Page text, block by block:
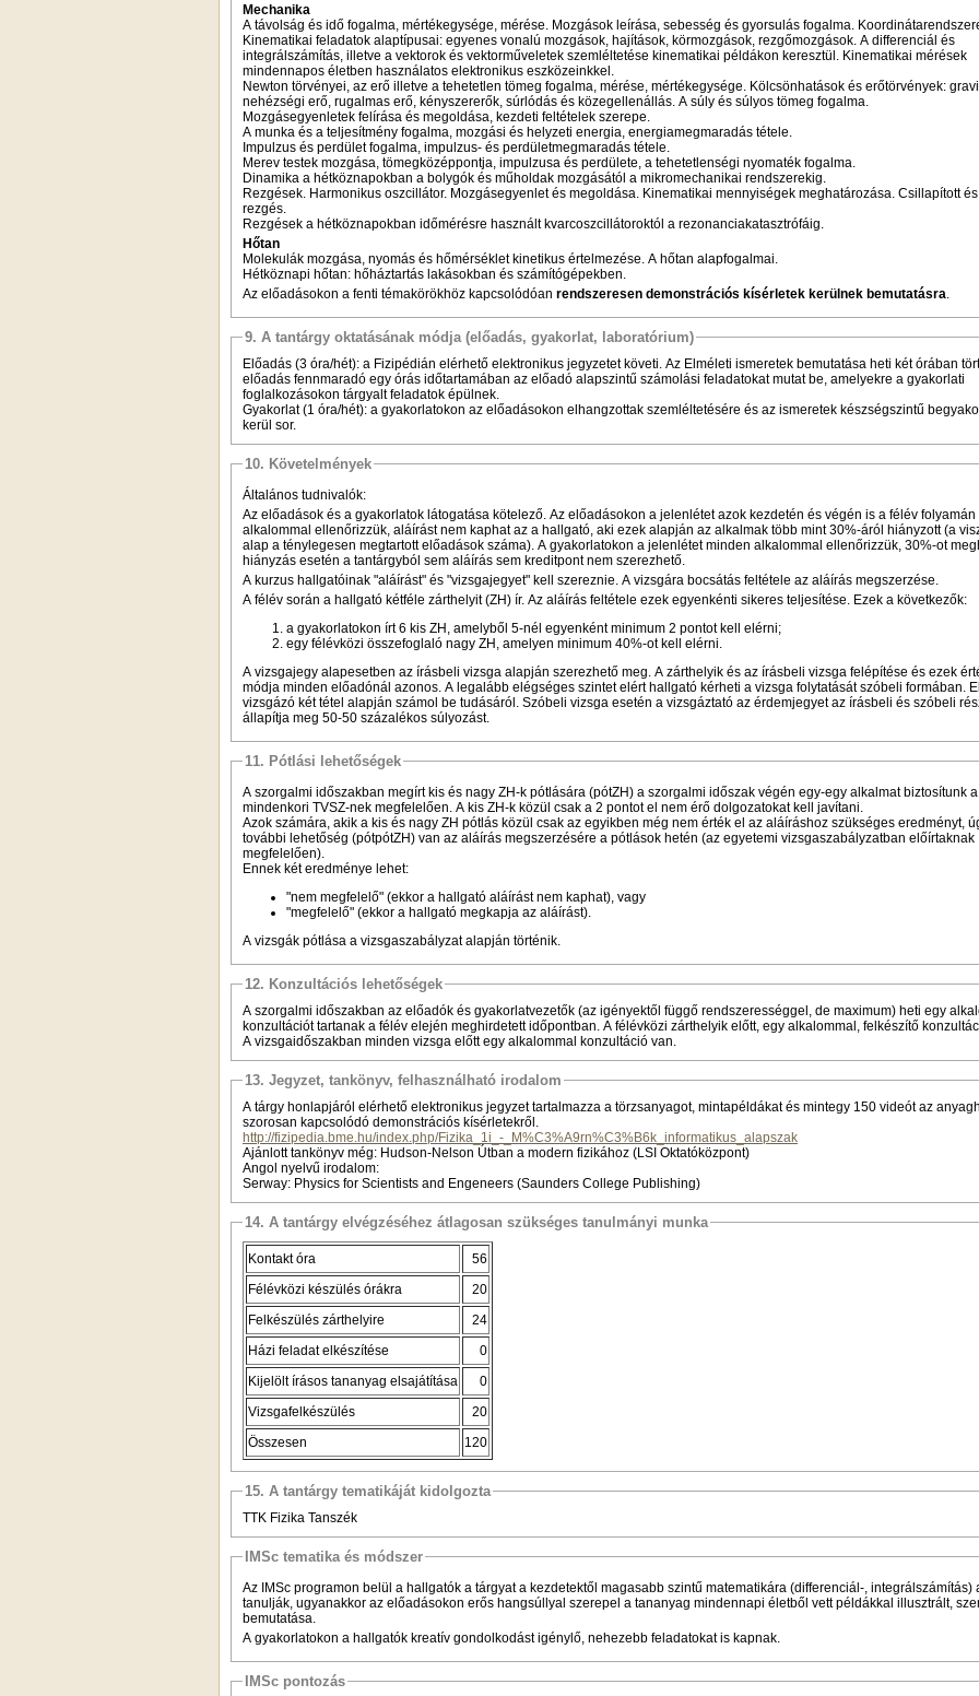
Mechanika
A távolság és idő fogalma, mértékegysége, mérése. Mozgások leírása, sebesség és gyorsulás fogalma.
Kinematikai feladatok alaptípusai: egyenes vonalú mozgások, hajítások, körmozgások, rezgőmozgások. A differenciál és
integrálszámítás, illetve a vektorok és vektorműveletek szemléltetése kinematikai példákon keresztül. Kinematikai mérések
mindennapos életben használatos elektronikus eszközeinkkel.
Newton törvényei, az erő illetve a tehetetlen tömeg fogalma, mérése, mértékegysége. Kölcsönhatások és erőtörvények:
nehézségi erő, rugalmas erő, kényszererők, súrlódás és közegellenállás. A súly és súlyos tömeg fogalma.
Mozgásegyenletek felírása és megoldása, kezdeti feltételek szerepe.
A munka és a teljesítmény fogalma, mozgási és helyzeti energia, energiamegmaradás tétele.
Impulzus és perdület fogalma, impulzus- és perdületmegmaradás tétele.
Merev testek mozgása, tömegközéppontja, impulzusa és perdülete, a tehetetlenségi nyomaték fogalma.
Dinamika a hétköznapokban a bolygók és műholdak mozgásától a mikromechanikai rendszerekig.
Rezgések. Harmonikus oszcillátor. Mozgásegyenlet és megoldása. Kinematikai mennyiségek meghatározása. Csillapított
rezgés.
Rezgések a hétköznapokban időmérésre használt kvarcoszcillátoroktól a rezonanciakatasztrófáig.
Hőtan
Molekulák mozgása, nyomás és hőmérséklet kinetikus értelmezése. A hőtan alapfogalmai.
Hétköznapi hőtan: hőháztartás lakásokban és számítógépekben.
Az előadásokon a fenti témakörökhöz kapcsolódóan rendszeresen demonstrációs kísérletek kerülnek bemutatásra.
9. A tantárgy oktatásának módja (előadás, gyakorlat, laboratórium)
Előadás (3 óra/hét): a Fizipédián elérhető elektronikus jegyzetet követi. Az Elméleti ismeretek bemutatása heti két órában
előadás fennmaradó egy órás időtartamában az előadó alapszintű számolási feladatokat mutat be, amelyekre a gyakorlati
foglalkozásokon tárgyalt feladatok épülnek.
Gyakorlat (1 óra/hét): a gyakorlatokon az előadásokon elhangzottak szemléltetésére és az ismeretek készségszintű
kerül sor.
10. Követelmények
Általános tudnivalók:
Az előadások és a gyakorlatok látogatása kötelező. Az előadásokon a jelenlétet azok kezdetén és végén is a félév folyamán
alkalommal ellenőrizzük, aláírást nem kaphat az a hallgató, aki ezek alapján az alkalmak több mint 30%-áról hiányzott (a
alap a ténylegesen megtartott előadások száma). A gyakorlatokon a jelenlétet minden alkalommal ellenőrizzük, 30%-ot
hiányzás esetén a tantárgyból sem aláírás sem kreditpont nem szerezhető.
A kurzus hallgatóinak "aláírást" és "vizsgajegyet" kell szereznie. A vizsgára bocsátás feltétele az aláírás megszerzése.
A félév során a hallgató kétféle zárthelyit (ZH) ír. Az aláírás feltétele ezek egyenkénti sikeres teljesítése. Ezek a következők:
a gyakorlatokon írt 6 kis ZH, amelyből 5-nél egyenként minimum 2 pontot kell elérni;
egy félévközi összefoglaló nagy ZH, amelyen minimum 40%-ot kell elérni.
A vizsgajegy alapesetben az írásbeli vizsga alapján szerezhető meg. A zárthelyik és az írásbeli vizsga felépítése és ezek
módja minden előadónál azonos. A legalább elégséges szintet elért hallgató kérheti a vizsga folytatását szóbeli formában.
vizsgázó két tétel alapján számol be tudásáról. Szóbeli vizsga esetén a vizsgáztató az érdemjegyet az írásbeli és szóbeli
állapítja meg 50-50 százalékos súlyozást.
11. Pótlási lehetőségek
A szorgalmi időszakban megírt kis és nagy ZH-k pótlására (pótZH) a szorgalmi időszak végén egy-egy alkalmat biztosítunk a
mindenkori TVSZ-nek megfelelően. A kis ZH-k közül csak a 2 pontot el nem érő dolgozatokat kell javítani.
Azok számára, akik a kis és nagy ZH pótlás közül csak az egyikben még nem érték el az aláíráshoz szükséges eredményt,
további lehetőség (pótpótZH) van az aláírás megszerzésére a pótlások hetén (az egyetemi vizsgaszabályzatban előírtaknak
megfelelően).
Ennek két eredménye lehet:
"nem megfelelő" (ekkor a hallgató aláírást nem kaphat), vagy
"megfelelő" (ekkor a hallgató megkapja az aláírást).
A vizsgák pótlása a vizsgaszabályzat alapján történik.
12. Konzultációs lehetőségek
A szorgalmi időszakban az előadók és gyakorlatvezetők (az igényektől függő rendszerességgel, de maximum) heti egy
konzultációt tartanak a félév elején meghirdetett időpontban. A félévközi zárthelyik előtt, egy alkalommal, felkészítő
A vizsgaidőszakban minden vizsga előtt egy alkalommal konzultáció van.
13. Jegyzet, tankönyv, felhasználható irodalom
A tárgy honlapjáról elérhető elektronikus jegyzet tartalmazza a törzsanyagot, mintapéldákat és mintegy 150 videót az
szorosan kapcsolódó demonstrációs kísérletekről.
http://fizipedia.bme.hu/index.php/Fizika_1i_-_M%C3%A9rn%C3%B6k_informatikus_alapszak
Ajánlott tankönyv még: Hudson-Nelson Útban a modern fizikához (LSI Oktatóközpont)
Angol nyelvű irodalom:
Serway: Physics for Scientists and Engeneers (Saunders College Publishing)
14. A tantárgy elvégzéséhez átlagosan szükséges tanulmányi munka
Kontakt óra
56
Félévközi készülés órákra
20
Felkészülés zárthelyire
24
Házi feladat elkészítése
0
Kijelölt írásos tananyag elsajátítása
0
Vizsgafelkészülés
20
Összesen
120
15. A tantárgy tematikáját kidolgozta
TTK Fizika Tanszék
IMSc tematika és módszer
Az IMSc programon belül a hallgatók a tárgyat a kezdetektől magasabb szintű matematikára (differenciál-, integrálszámítás)
tanulják, ugyanakkor az előadásokon erős hangsúllyal szerepel a tananyag mindennapi életből vett példákkal illusztrált,
bemutatása.
A gyakorlatokon a hallgatók kreatív gondolkodást igénylő, nehezebb feladatokat is kapnak.
IMSc pontozás